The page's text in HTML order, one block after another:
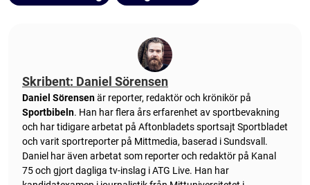
Skribent: Daniel Sörensen
Daniel Sörensenär reporter, redaktör och krönikör på
Sportbibeln. Han har flera års erfarenhet av sportbevakning
och har tidigare arbetat på Aftonbladets sportsajt Sportbladet
och varit sportreporter på Mittmedia, baserad i Sundsvall.
Daniel har även arbetat som reporter och redaktör på Kanal
75 och gjort dagliga tv-inslag i ATG Live. Han har